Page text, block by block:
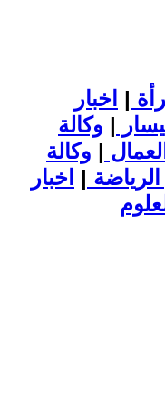
| اخبار
| وكالة
| وكالة
الرياضة | اخبار